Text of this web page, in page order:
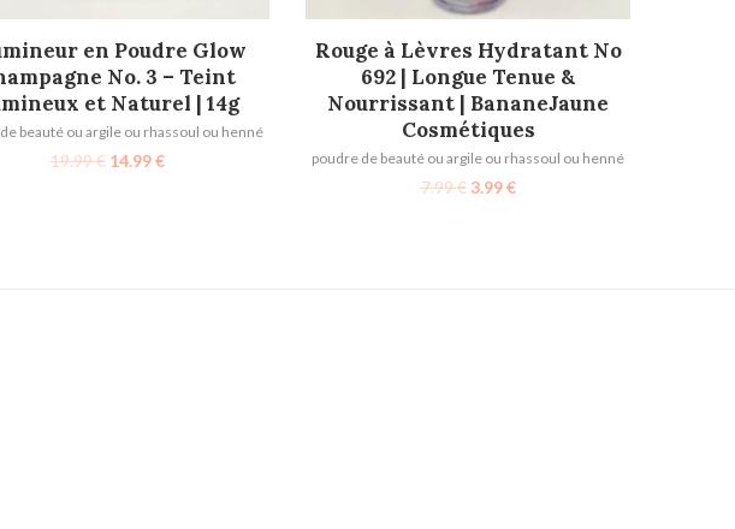
AJOUTER AU PANIER
en Poudre Glow
No. 3 – Teint
et Naturel | 14g
beauté ou argile ou rhassoul ou henné
19.99€ 14.99€
AJOUTER AU PANIER
Rouge à Lèvres Hydratant No
692 | Longue Tenue &
Nourrissant | BananeJaune
Cosmétiques
poudre de beauté ou argile ou rhassoul ou henné
7.99€ 3.99€